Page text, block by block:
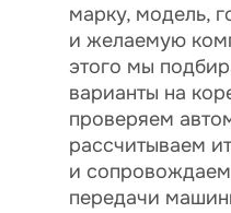
марку, модель,
и желаемую
этого мы
варианты на
проверяем
рассчитываем
и
передачи